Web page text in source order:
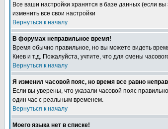
Все ваши настройки хранятся в базе данных (если
изменить все свои настройки
Вернуться к началу
В форумах неправильное время!
Время обычно правильное, но вы можете видеть
Киев и т.д. Пожалуйста, учтите, что для смены
Вернуться к началу
Я изменил часовой пояс, но время все равно
Если вы уверены, что указали часовой пояс
один час с реальным временем.
Вернуться к началу
Моего языка нет в списке!